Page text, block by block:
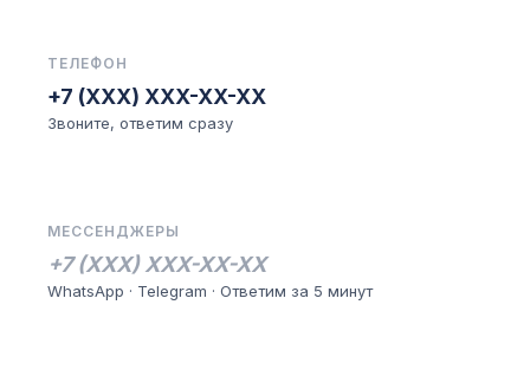
ТЕЛЕФОН
+7 (XXX) XXX-XX-XX
Звоните, ответим сразу
МЕССЕНДЖЕРЫ
+7 (XXX) XXX-XX-XX
WhatsApp · Telegram · Ответим за 5 минут